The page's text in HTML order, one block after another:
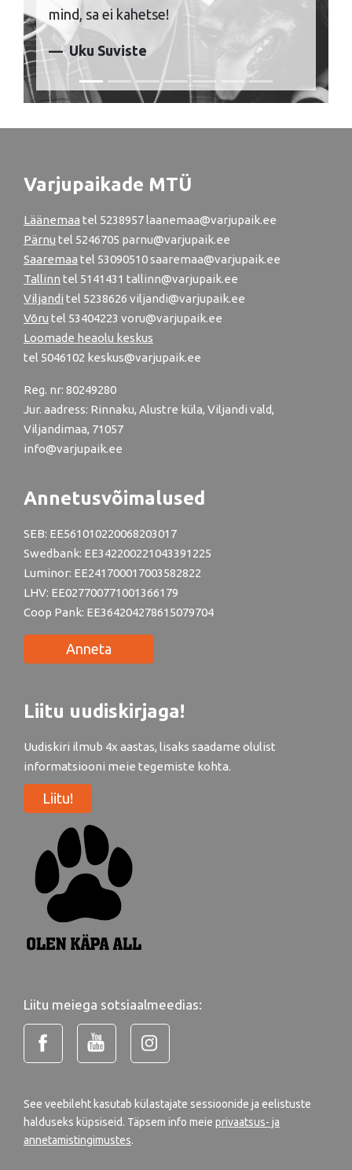
mind, sa ei kahetse!
Uku Suviste
Varjupaikade MTÜ
Läänemaa tel 5238957 laanemaa@varjupaik.ee
Pärnu tel 5246705 parnu@varjupaik.ee
Saaremaa tel 53090510 saaremaa@varjupaik.ee
Tallinn tel 5141431 tallinn@varjupaik.ee
Viljandi tel 5238626 viljandi@varjupaik.ee
Võru tel 53404223 voru@varjupaik.ee
Loomade heaolu keskus
tel 5046102 keskus@varjupaik.ee
Reg. nr: 80249280
Jur. aadress: Rinnaku, Alustre küla, Viljandi vald,
Viljandimaa, 71057
info@varjupaik.ee
Annetusvõimalused
SEB: EE561010220068203017
Swedbank: EE342200221043391225
Luminor: EE241700017003582822
LHV: EE027700771001366179
Coop Pank: EE364204278615079704
Anneta
Liitu uudiskirjaga!
Uudiskiri ilmub 4x aastas, lisaks saadame olulist
informatsiooni meie tegemiste kohta.
Liitu!
Liitu meiega sotsiaalmeedias:
See veebileht kasutab külastajate sessioonide ja eelistuste
halduseks küpsiseid. Täpsem info meie privaatsus- ja
annetamistingimustes.